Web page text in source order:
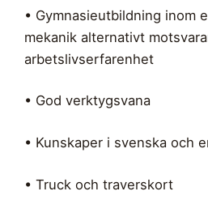
• Gymnasieutbildning inom
mekanik alternativt
arbetslivserfarenhet
• God verktygsvana
• Kunskaper i svenska och
• Truck och traverskort